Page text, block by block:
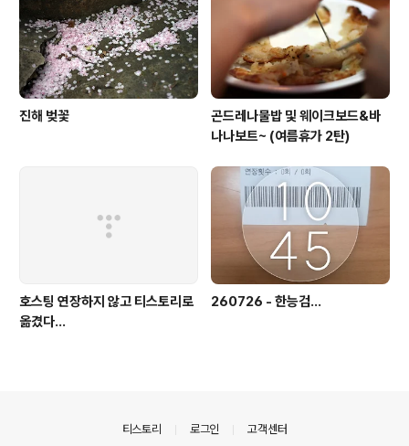
진해 벚꽃
곤드레나물밥 및 웨이크보드&바
나나보트~ (여름휴가 2탄)
호스팅 연장하지 않고 티스토리로
옮겼다...
260726 - 한능검...
티스토리 로그인 고객센터